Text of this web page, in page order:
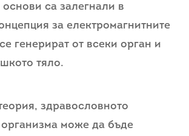
основи са залегнали в
за електромагнитните
генерират от всеки орган и
тяло.
здравословното
може да бъде